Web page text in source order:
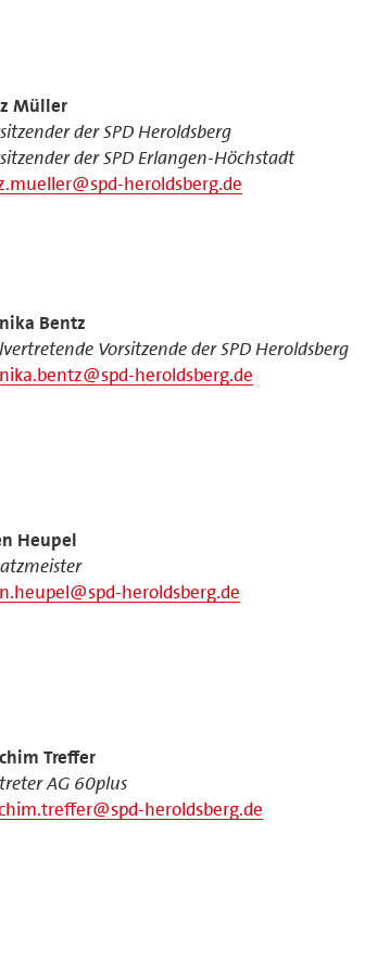
Müller
der SPD Heroldsberg
der SPD Erlangen-Höchstadt
heroldsberg.de
Bentz
Vorsitzende der SPD Heroldsberg
heroldsberg.de
Heupel
heroldsberg.de
Treffer
AG 60plus
heroldsberg.de